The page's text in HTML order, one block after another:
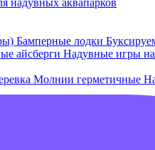
надувных аквапарков
Бамперные лодки
айсберги Надувные игры
Молнии герметичные